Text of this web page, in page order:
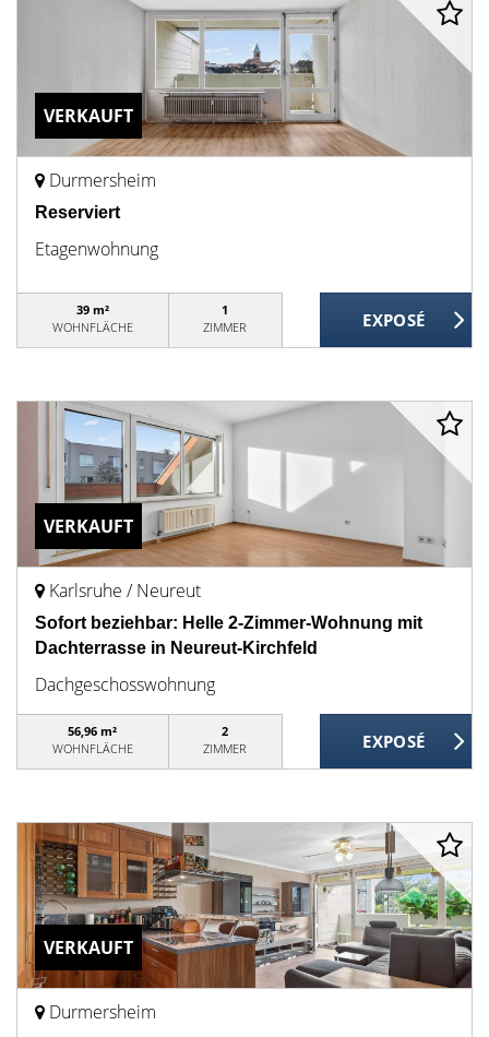
VERKAUFT
Durmersheim
Reserviert
Etagenwohnung
39 m²
WOHNFLÄCHE
1
ZIMMER
VERKAUFT
Karlsruhe / Neureut
Sofort beziehbar: Helle 2-Zimmer-Wohnung mit
Dachterrasse in Neureut-Kirchfeld
Dachgeschosswohnung
56,96 m²
WOHNFLÄCHE
2
ZIMMER
VERKAUFT
Durmersheim